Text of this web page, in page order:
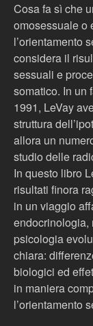
Cosa fa sì che
omosessuale o
l’orientamento
considera il
sessuali e
somatico. In un
1991, LeVay
struttura
allora un
studio delle
In questo libro
risultati finora
in un viaggio
endocrinologia,
psicologia
chiara:
biologici ed
in maniera
l’orientamento